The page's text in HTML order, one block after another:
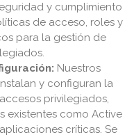
y cumplimiento
de acceso, roles y
para la gestión de
Nuestros
y configuran la
privilegiados,
existentes como Active
críticas. Se